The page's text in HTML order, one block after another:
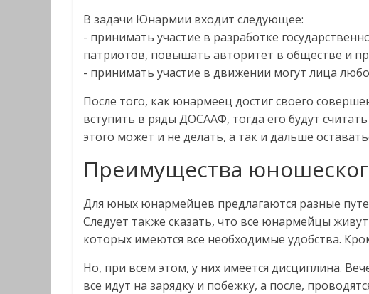
В задачи Юнармии входит следующее:
- принимать участие в разработке
патриотов, повышать авторитет в обществе и
- принимать участие в движении могут лица
После того, как юнармеец достиг своего
вступить в ряды ДОСААФ, тогда его будут
этого может и не делать, а так и дальше
Преимущества
Для юных юнармейцев предлагаются разные
Следует также сказать, что все юнармейцы
которых имеются все необходимые удобства.
Но, при всем этом, у них имеется дисциплина.
все идут на зарядку и побежку, а после,